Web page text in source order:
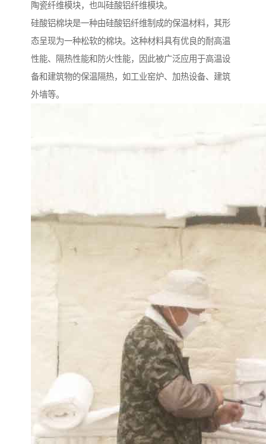
陶瓷纤维模块，也叫硅酸铝纤维模块。
硅酸铝棉块是一种由硅酸铝纤维制成的保温材料，其形
态呈现为一种松软的棉块。这种材料具有优良的耐高温
性能、隔热性能和防火性能，因此被广泛应用于高温设
备和建筑物的保温隔热，如工业窑炉、加热设备、建筑
外墙等。